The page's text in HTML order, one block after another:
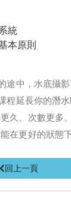
統
本原則
途中，水底攝
程延長你的潛
久、次數更多
在更好的狀態
回上一頁